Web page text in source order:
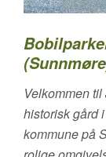
Velkommen
historisk gård
kommune på